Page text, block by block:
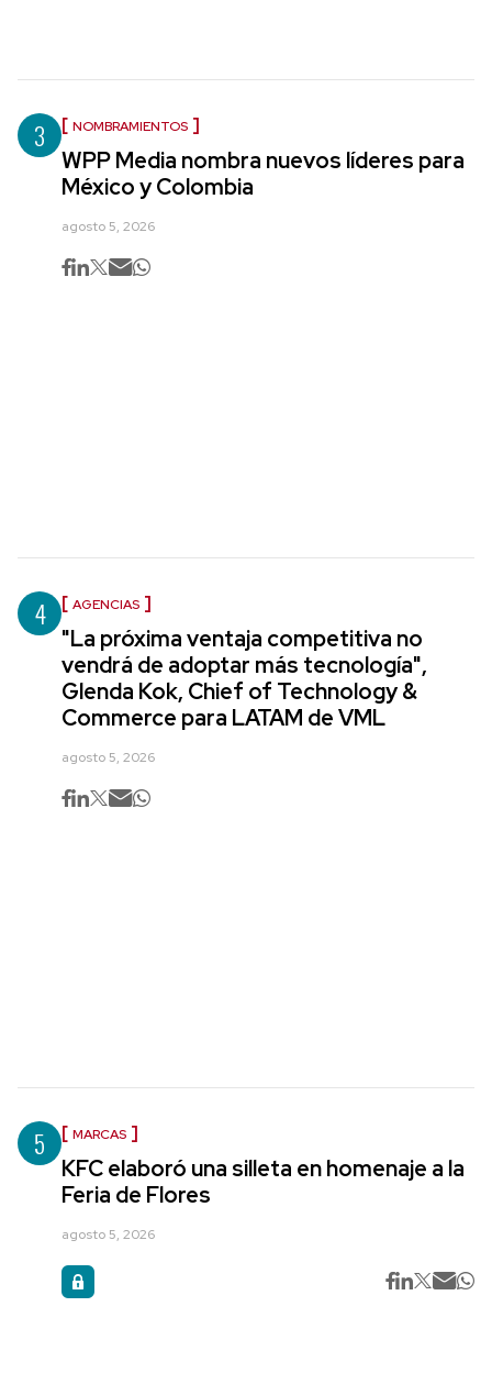
3 NOMBRAMIENTOS
WPP Media nombra nuevos líderes para
México y Colombia
agosto 5, 2026
4 AGENCIAS
"La próxima ventaja competitiva no
vendrá de adoptar más tecnología",
Glenda Kok, Chief of Technology &
Commerce para LATAM de VML
agosto 5, 2026
5 MARCAS
KFC elaboró una silleta en homenaje a la
Feria de Flores
agosto 5, 2026